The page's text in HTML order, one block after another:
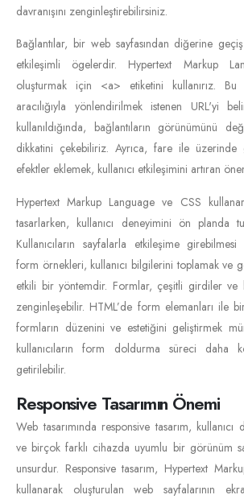
davranışını zenginleştirebilirsiniz.
Bağlantılar, bir web sayfasından diğerine
etkileşimli ögelerdir. Hypertext Markup
oluşturmak için <a> etiketini kullanırız.
aracılığıyla yönlendirilmek istenen URL'yi
kullanıldığında, bağlantıların görünümünü
dikkatini çekebiliriz. Ayrıca, fare ile üzerinde
efektler eklemek, kullanıcı etkileşimini artıran
Hypertext Markup Language ve CSS
tasarlarken, kullanıcı deneyimini ön planda
Kullanıcıların sayfalarla etkileşime girebilmesi
form örnekleri, kullanıcı bilgilerini toplamak ve
etkili bir yöntemdir. Formlar, çeşitli girdiler ve
zenginleşebilir. HTML’de form elemanları ile
formların düzenini ve estetiğini geliştirmek
kullanıcıların form doldurma süreci daha
getirilebilir.
Responsive Tasarımın Önemi
Web tasarımında responsive tasarım,
ve birçok farklı cihazda uyumlu bir görünüm
unsurdur. Responsive tasarım, Hypertext
kullanarak oluşturulan web sayfalarının